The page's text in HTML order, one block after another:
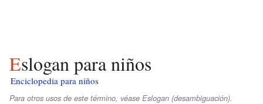
Eslogan para niños
Enciclopedia para niños
Para otros usos de este término, véase Eslogan (desambiguación).